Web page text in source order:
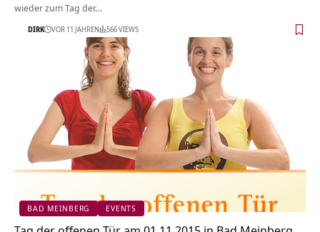
wieder zum Tag der…
DIRK VOR 11 JAHREN 566 VIEWS
BAD MEINBERG EVENTS